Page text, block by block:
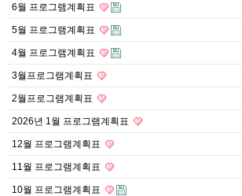
6월 프로그램계획표
5월 프로그램계획표
4월 프로그램계획표
3월프로그램계획표
2월프로그램계획표
2026년 1월 프로그램계획표
12월 프로그램계획표
11월 프로그램계획표
10월 프로그램계획표